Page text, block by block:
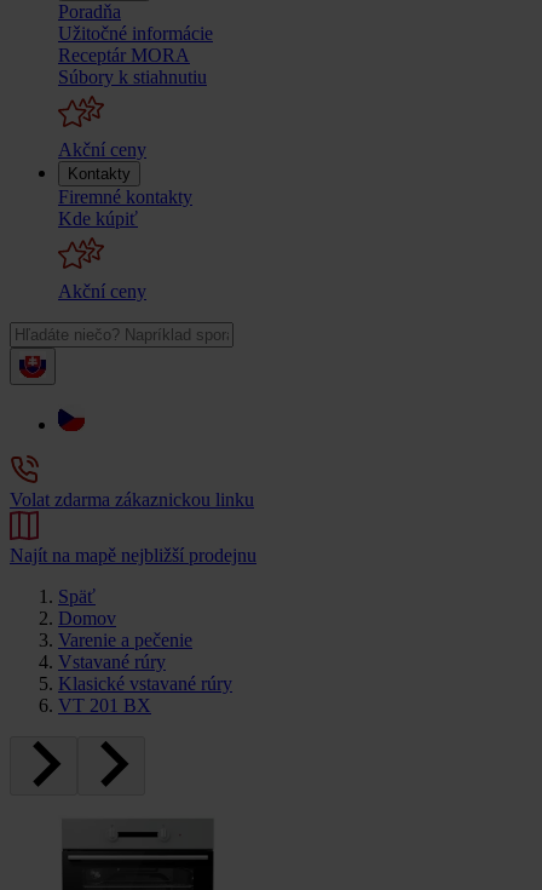
Poradňa
Užitočné informácie
Receptár MORA
Súbory k stiahnutiu
Akční ceny
Kontakty
Firemné kontakty
Kde kúpiť
Akční ceny
Volat zdarma zákaznickou linku
Najít na mapě nejbližší prodejnu
Späť
Domov
Varenie a pečenie
Vstavané rúry
Klasické vstavané rúry
VT 201 BX